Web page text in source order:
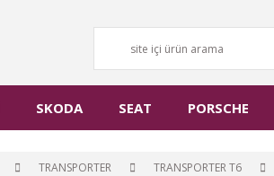
SKODA SEAT PORSCHE
TRANSPORTER TRANSPORTER T6